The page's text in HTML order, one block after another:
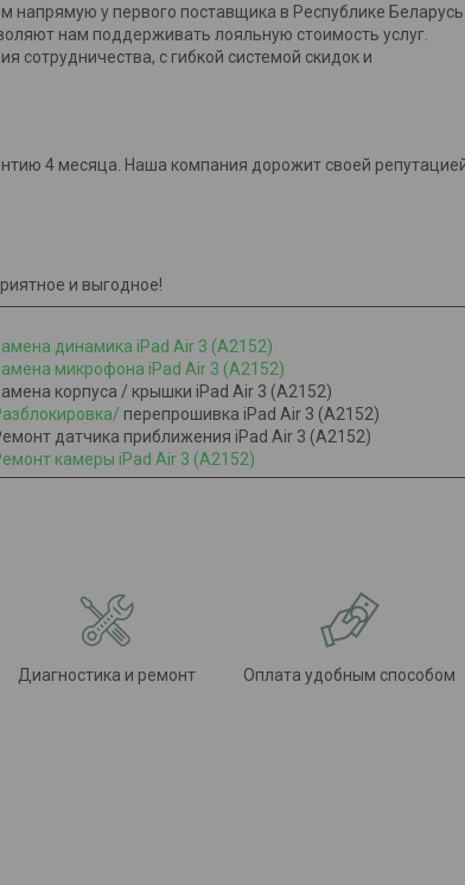
у первого поставщика в Республике
нам поддерживать лояльную стоимость услуг.
с гибкой системой скидок и
4 месяца. Наша компания дорожит своей
и выгодное!
динамика iPad Air 3 (A2152)
микрофона iPad Air 3 (A2152)
корпуса / крышки iPad Air 3 (A2152)
перепрошивка iPad Air 3 (A2152)
датчика приближения iPad Air 3 (A2152)​​​​​​​
камеры iPad Air 3 (A2152)
Диагностика и ремонт Оплата удобным способом